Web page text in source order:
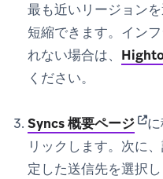
最も近いリージョン
短縮できます。イン
れない場合は、
ください。
Syncs概要ページ に
リックします。次に
定した送信先を選択し